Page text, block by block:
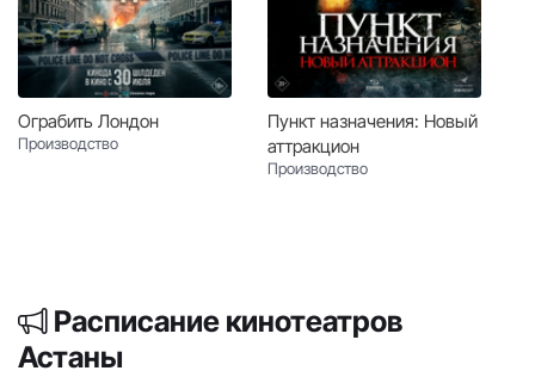
Ограбить Лондон
Производство
Пункт назначения: Новый
аттракцион
Производство
Расписание кинотеатров
Астаны